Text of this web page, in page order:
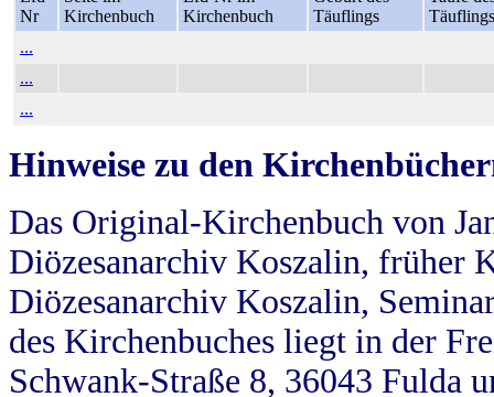
Nr
Kirchenbuch
Kirchenbuch
Täuflings
Täuflings
...
...
...
Hinweise zu den
Das Original-Kirchenbuch von
Diözesanarchiv Koszalin, früher
Diözesanarchiv Koszalin,
des Kirchenbuches liegt in der
Schwank-Straße 8, 36043 Fulda